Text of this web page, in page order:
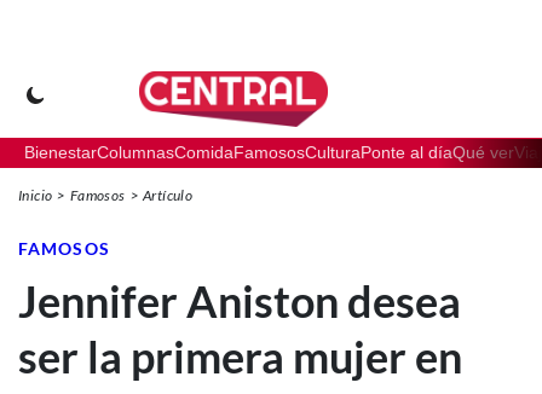
BienestarColumnasComidaFamososCulturaPonte al díaQué ver
Inicio Famosos Artículo
FAMOSOS
Jennifer Aniston desea
ser la primera mujer en